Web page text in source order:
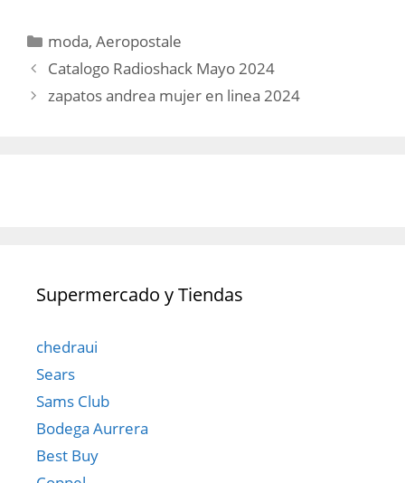
Categorías
moda,Aeropostale
Catalogo Radioshack Mayo 2024
zapatos andrea mujer en linea 2024
Supermercado y Tiendas
chedraui
Sears
Sams Club
Bodega Aurrera
Best Buy